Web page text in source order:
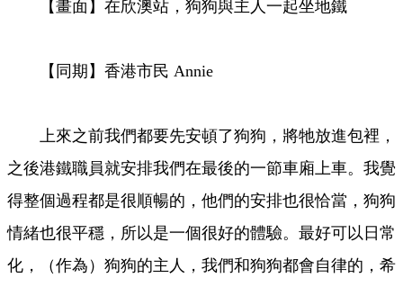
Video
【畫面】在欣澳站，狗狗與主人一起坐地鐵
【同期】香港市民 Annie
上來之前我們都要先安頓了狗狗，將牠放進包裡，
之後港鐵職員就安排我們在最後的一節車廂上車。我覺
得整個過程都是很順暢的，他們的安排也很恰當，狗狗
情緒也很平穩，所以是一個很好的體驗。最好可以日常
化，（作為）狗狗的主人，我們和狗狗都會自律的，希